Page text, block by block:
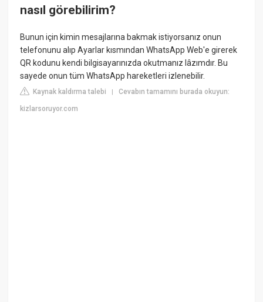
nasıl görebilirim?
Bunun için kimin mesajlarına bakmak istiyorsanız onun
telefonunu alıp Ayarlar kısmından WhatsApp Web'e girerek
QR kodunu kendi bilgisayarınızda okutmanız lâzımdır. Bu
sayede onun tüm WhatsApp hareketleri izlenebilir.
Kaynak kaldırma talebi |Cevabın tamamını burada okuyun:
kizlarsoruyor.com